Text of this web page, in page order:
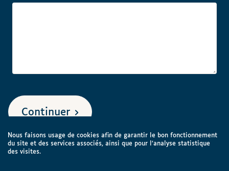
Continuer
Nous faisons usage de cookies afin de garantir le bon fonctionnement
du site et des services associés, ainsi que pour l’analyse statistique
des visites.